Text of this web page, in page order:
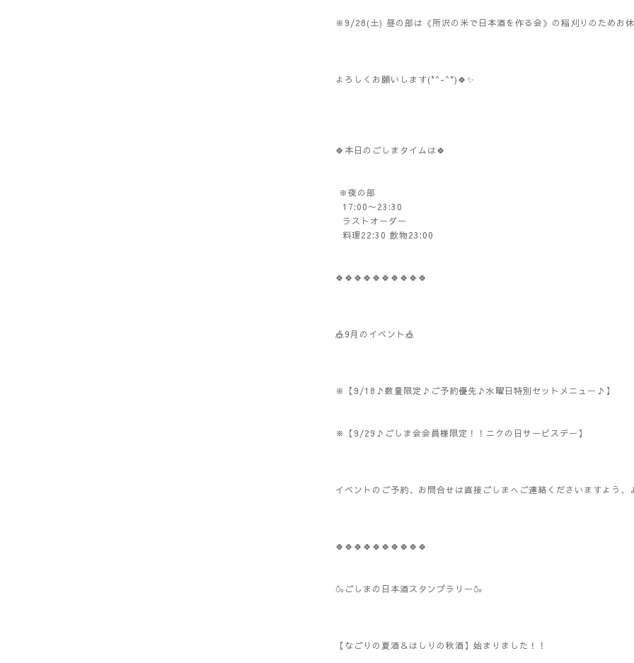
※9/28(土) 昼の部は《所沢の米で日本酒を作る会》の稲刈りのためお
よろしくお願いします(*^-^*)🍀✨️
🍀本日のごしまタイムは🍀
※夜の部
17:00〜23:30
ラストオーダー
料理22:30 飲物23:00
🍀🍀🍀🍀🍀🍀🍀🍀🍀🍀
🎪9月のイベント🎪
※【9/18♪数量限定♪ご予約優先♪水曜日特別セットメニュー♪】
※【9/29♪ごしま会会員様限定！！ニクの日サービスデー】
イベントのご予約、お問合せは直接ごしまへご連絡くださいますよう
🍀🍀🍀🍀🍀🍀🍀🍀🍀🍀
🍶ごしまの日本酒スタンプラリー🍶
【なごりの夏酒＆はしりの秋酒】始まりました！！